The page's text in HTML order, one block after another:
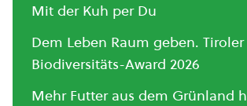
Mit der Kuh per Du
Dem Leben Raum geben. Tiroler
Biodiversitäts-Award 2026
Mehr Futter aus dem Grünland